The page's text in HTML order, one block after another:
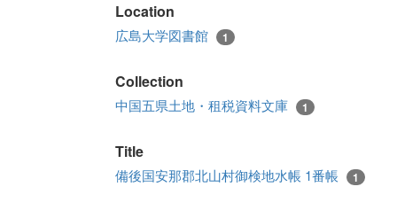
Location
広島大学図書館 1
Collection
中国五県土地・租税資料文庫 1
Title
備後国安那郡北山村御検地水帳 1番帳 1